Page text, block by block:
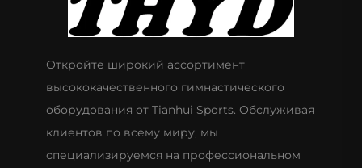
Откройте широкий ассортимент
высококачественного гимнастического
оборудования от Tianhui Sports. Обслуживая
клиентов по всему миру, мы
специализируемся на профессиональном